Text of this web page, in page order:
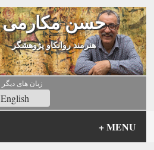
حسن مکارمی
هنرمند روانکاو پژوهشگر
زبان های ديگر
English
MENU
+